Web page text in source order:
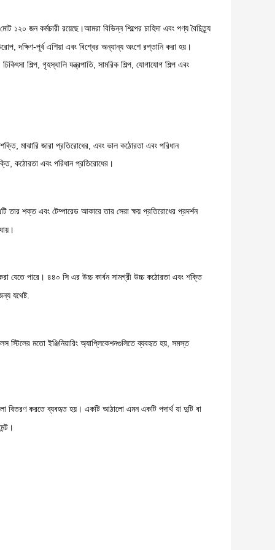
জন কর্মচারী রয়েছে।আমরা বিভিন্ন শিল্পের চাহিদা এবং পণ্য বৈচিত্র্য
দক্ষিণ-পূর্ব এশিয়া এবং বিশ্বের অন্যান্য অংশে রপ্তানি করা হয়।
শিল্প, গৃহস্থালি যন্ত্রপাতি, সামরিক শিল্প, যোগাযোগ শিল্প এবং
মাঝারি জারা প্রতিরোধের, এবং ভাল কঠোরতা এবং পরিধান
কঠোরতা এবং পরিধান প্রতিরোধের।
তার শক্ত এবং টেম্পারেড আকারে তার সেরা ক্ষয় প্রতিরোধের প্রদর্শন
যেতে পারে। ৪৪০ সি এর উচ্চ কার্বন সামগ্রী উচ্চ কঠোরতা এবং শক্তি
যথেষ্ট.
স্টিলের মতো ইঞ্জিনিয়ারিং অ্যাপ্লিকেশনগুলিতে ব্যবহৃত হয়, সমস্ত
বিতরণ করতে ব্যবহৃত হয়। একটি আঠালো এমন একটি পদার্থ যা দুটি বা